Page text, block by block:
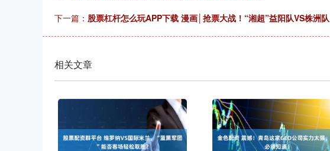
下一篇： 股票杠杆怎么玩APP下载 漫画│抢票大战！“湘超”益阳队VS株洲队
相关文章